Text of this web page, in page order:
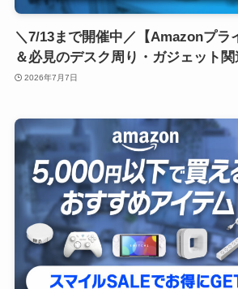
＼7/13まで開催中／【Amazonプラ
＆必見のデスク周り・ガジェット
2026年7月7日